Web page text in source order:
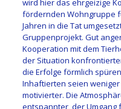
wird hier das ehrgeizige
fördernden Wohngruppe
Jahren in die Tat
Gruppenprojekt. Gut
Kooperation mit dem
der Situation
die Erfolge förmlich
Inhaftierten seien
motivierter. Die
entspannter, der Umgang